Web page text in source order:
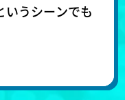
いうシーンでも